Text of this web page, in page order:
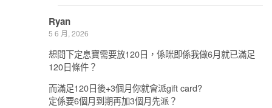
Ryan
5 6 月, 2026
想問下定息寶需要放120日，係咪即係我做6月就已滿足
120日條件？
而滿足120日後+3個月你就會派gift card?
定係要6個月到期再加3個月先派？